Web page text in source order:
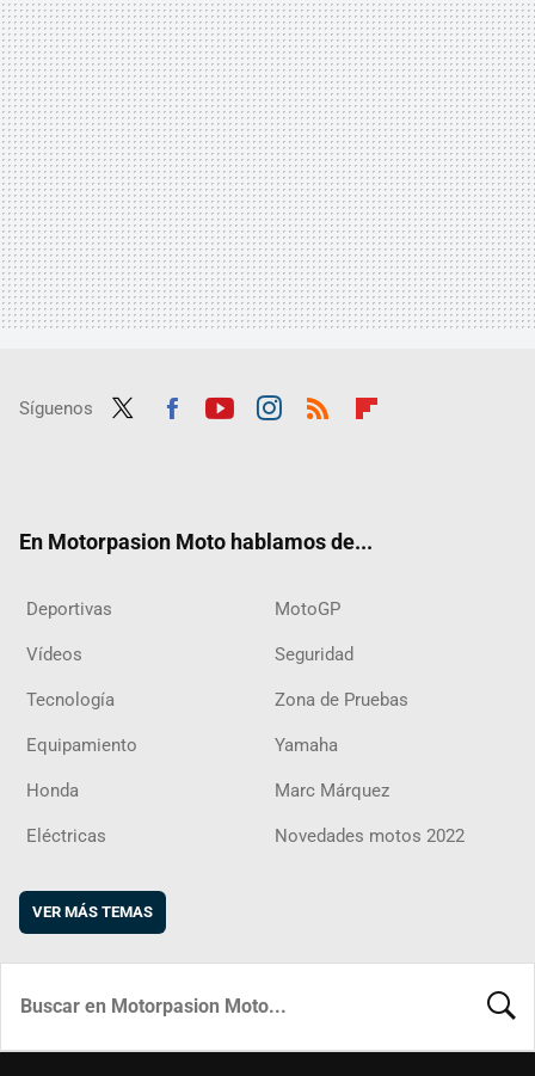
Síguenos
En Motorpasion Moto hablamos de...
Deportivas MotoGP
Vídeos Seguridad
Tecnología Zona de Pruebas
Equipamiento Yamaha
Honda Marc Márquez
Eléctricas Novedades motos 2022
VER MÁS TEMAS